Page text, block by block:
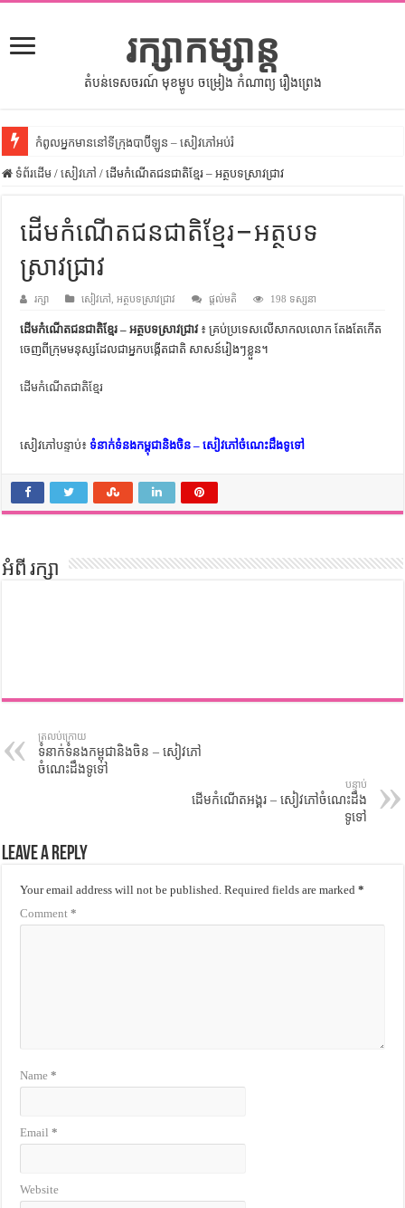
រក្សាកម្សាន្ត
តំបន់ទេសចរណ៍ មុខម្ហូប ចម្រៀង កំណាព្យ រឿងព្រេង
កំពូលអ្នកមាននៅទីក្រុងបាប៊ីឡូន – សៀវភៅអប់រំ
សីលធម៌នៅក្នុងសង្គមខ្មែរ – សៀវភៅចំណេះដឹងទូទៅ
ទំលៀមទម្លាប់ប្រពៃណីជនជាតិចិន – សៀវភៅចំណេះដឹងទូទៅ
ដើមកំណើតអង្គរ – សៀវភៅចំណេះដឹងទូទៅ
ដើមកំណើតជនជាតិខ្មែរ – អត្ថបទស្រាវជ្រាវ
ទំនាក់ទំនងកម្ពុជានិងចិន – សៀវភៅចំណេះដឹងទូទៅ
ព្រះបាទធម្មិក – សៀវភៅចំណេះដឹងទូទៅ
រដ្ឋបាល និង រដ្ឋបាលវិមជ្ឈការ – អត្ថបទស្រាវជ្រាវ
ទំព័រដើម / សៀវភៅ / ដើមកំណើតជនជាតិខ្មែរ – អត្ថបទស្រាវជ្រាវ
ដើមកំណើតជនជាតិខ្មែរ – អត្ថបទ
ស្រាវជ្រាវ
រក្សា សៀវភៅ ,អត្ថបទស្រាវជ្រាវ ផ្តល់មតិ 198 ទស្សនា
ដើមកំណើតជនជាតិខ្មែរ – អត្ថបទស្រាវជ្រាវ៖ គ្រប់ប្រទេសលើសាកលលោក តែងតែកើត
ចេញពីក្រុមមនុស្សដែលជាអ្នកបង្កើតជាតិ សាសន៍រៀងៗខ្លួន។
ដើមកំណើតជាតិខ្មែរ
សៀវភៅបន្ទាប់៖ ទំនាក់ទំនងកម្ពុជានិងចិន – សៀវភៅចំណេះដឹងទូទៅ
អំពី រក្សា
ត្រលប់ក្រោយ
ទំនាក់ទំនងកម្ពុជានិងចិន – សៀវភៅ
ចំណេះដឹងទូទៅ
បន្ទាប់
ដើមកំណើតអង្គរ – សៀវភៅចំណេះដឹង
ទូទៅ
Leave a Reply
Your email address will not be published. Required fields are marked*
Comment*
Name*
Email*
Website